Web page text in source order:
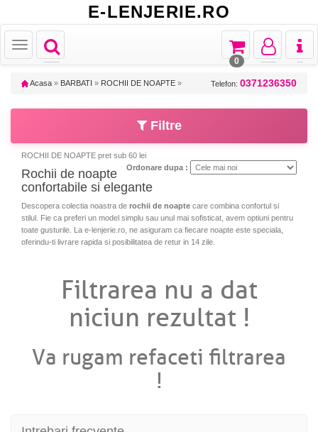
E-LENJERIE.RO
Toggle
navigation
Toggle
Toggle
navigation
Toggle
navigation
Toggle
navigation
0
Acasa » BARBATI » ROCHII DE NOAPTE » Telefon: 0371236350
Filtre
ROCHII DE NOAPTE pret sub 60 lei
Ordonare dupa :
Rochii de noapte
confortabile si elegante
Descopera colectia noastra de rochii de noapte care combina confortul si
stilul. Fie ca preferi un model simplu sau unul mai sofisticat, avem optiuni pentru
toate gusturile. La e-lenjerie.ro, ne asiguram ca fiecare noapte este speciala,
oferindu-ti livrare rapida si posibilitatea de retur in 14 zile.
Filtrarea nu a dat
niciun rezultat !
Va rugam refaceti filtrarea
!